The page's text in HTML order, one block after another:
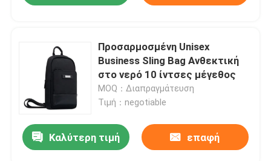
Προσαρμοσμένη Unisex
Business Sling Bag Ανθεκτική
στο νερό 10 ίντσες μέγεθος
MOQ：Διαπραγμάτευση
Τιμή：negotiable
Καλύτερη τιμή επαφή